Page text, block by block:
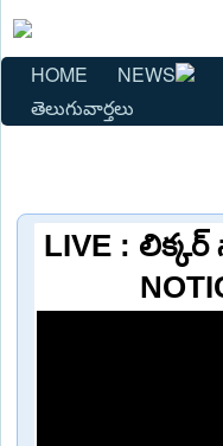
HOME NEWS
తెలుగువార్తలు
LIVE :